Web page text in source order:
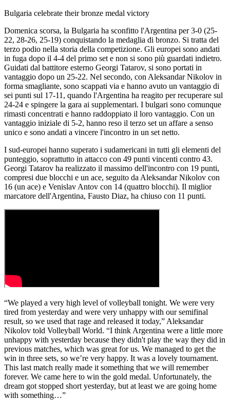
Bulgaria celebrate their bronze medal victory
Domenica scorsa, la Bulgaria ha sconfitto l'Argentina per 3-0 (25-
22, 28-26, 25-19) conquistando la medaglia di bronzo. Si tratta del
terzo podio nella storia della competizione. Gli europei sono andati
in fuga dopo il 4-4 del primo set e non si sono più guardati indietro.
Guidati dal battitore esterno Georgi Tatarov, si sono portati in
vantaggio dopo un 25-22. Nel secondo, con Aleksandar Nikolov in
forma smagliante, sono scappati via e hanno avuto un vantaggio di
sei punti sul 17-11, quando l'Argentina ha reagito per recuperare sul
24-24 e spingere la gara ai supplementari. I bulgari sono comunque
rimasti concentrati e hanno raddoppiato il loro vantaggio. Con un
vantaggio iniziale di 5-2, hanno reso il terzo set un affare a senso
unico e sono andati a vincere l'incontro in un set netto.
I sud-europei hanno superato i sudamericani in tutti gli elementi del
punteggio, soprattutto in attacco con 49 punti vincenti contro 43.
Georgi Tatarov ha realizzato il massimo dell'incontro con 19 punti,
compresi due blocchi e un ace, seguito da Aleksandar Nikolov con
16 (un ace) e Venislav Antov con 14 (quattro blocchi). Il miglior
marcatore dell'Argentina, Fausto Diaz, ha chiuso con 11 punti.
“We played a very high level of volleyball tonight. We were very
tired from yesterday and were very unhappy with our semifinal
result, so we used that rage and released it today,” Aleksandar
Nikolov told Volleyball World. “I think Argentina were a little more
unhappy with yesterday because they didn't play the way they did in
previous matches, which was great for us. We managed to get the
win in three sets, so we’re very happy. It was a lovely tournament.
This last match really made it something that we will remember
forever. We came here to win the gold medal. Unfortunately, the
dream got stopped short yesterday, but at least we are going home
with something…”